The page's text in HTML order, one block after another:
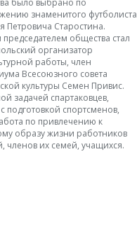
было выбрано по
знаменитого футболиста
Петровича Старостина.
общества стал
организатор
работы, член
Всесоюзного совета
культуры Семен Привис.
задачей спартаковцев,
подготовкой спортсменов,
по привлечению к
образу жизни работников
членов их семей, учащихся.